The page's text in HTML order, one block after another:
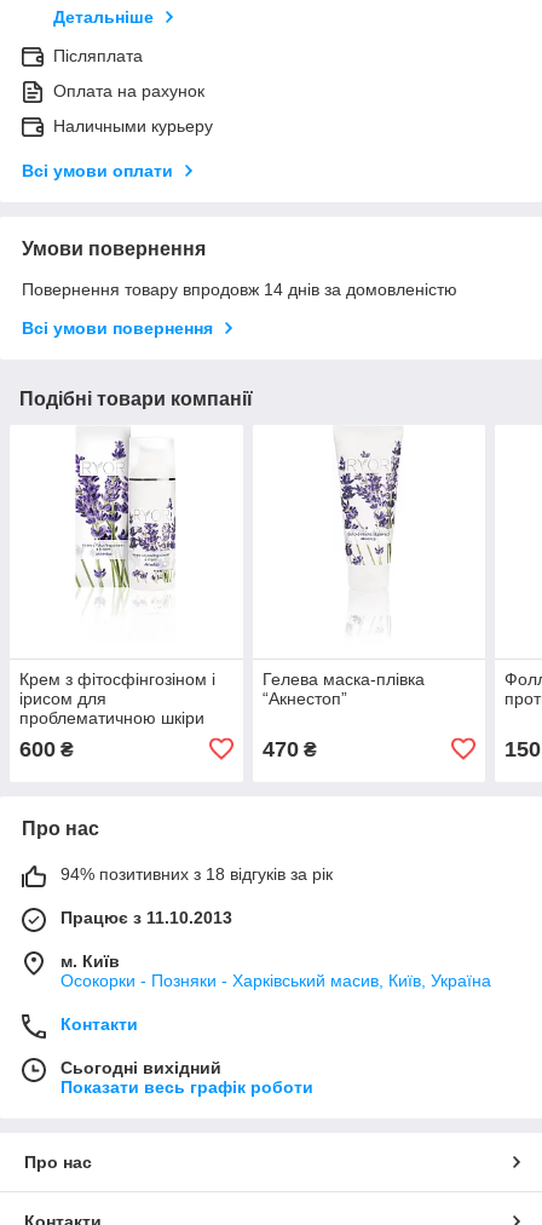
Детальніше
Післяплата
Оплата на рахунок
Наличными курьеру
Всі умови оплати
Умови повернення
Повернення товару впродовж 14 днів за домовленістю
Всі умови повернення
Подібні товари компанії
Крем з фітосфінгозіном і
ірисом для
проблематичною шкіри
600 ₴
Гелева маска-плівка
“Акнестоп”
470₴ 150
Про нас
94% позитивних з 18 відгуків за рік
Працює з 11.10.2013
м. Київ
Осокорки - Позняки - Харківський масив, Київ, Україна
Контакти
Сьогодні вихідний
Показати весь графік роботи
Про нас